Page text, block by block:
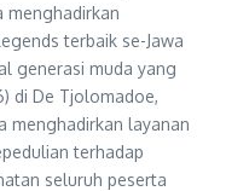
menghadirkan
terbaik se-Jawa
generasi muda yang
di De Tjolomadoe,
menghadirkan layanan
terhadap
seluruh peserta